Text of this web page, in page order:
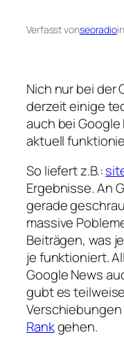
Verfasst vonseoradioin
Nich nur bei der
derzeit einige
auch bei
aktuell
So liefert z.B.:
Ergebnisse. An
gerade
massive
Beiträgen, was
je funktioniert.
Google News
gubt es
Rankgehen.